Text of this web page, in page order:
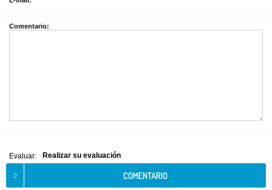
Comentario:
Evaluar: Realizar su evaluación